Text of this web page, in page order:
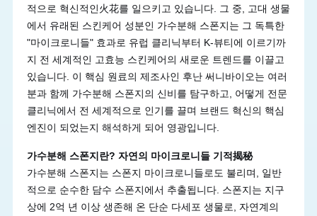
적으로 혁신적인火花를 일으키고 있습니다. 그 중, 고대 생물
에서 유래된 스킨케어 성분인 가수분해 스폰지는 그 독특한
"마이크로니들" 효과로 유럽 클리닉부터 K-뷰티에 이르기까
지 전 세계적인 고효능 스킨케어의 새로운 트렌드를 이끌고
있습니다. 이 핵심 원료의 제조사인 후난 써니바이오는 여러
분과 함께 가수분해 스폰지의 신비를 탐구하고, 어떻게 전문
클리닉에서 전 세계적으로 인기를 끌며 브랜드 혁신의 핵심
엔진이 되었는지 해석하게 되어 영광입니다.
가수분해 스폰지란? 자연의 마이크로니들 기적揭秘
가수분해 스폰지는 스폰지 마이크로니들로도 불리며, 일반
적으로 순수한 담수 스폰지에서 추출됩니다. 스폰지는 지구
상에 2억 년 이상 생존해 온 단순 다세포 생물로, 자연계의